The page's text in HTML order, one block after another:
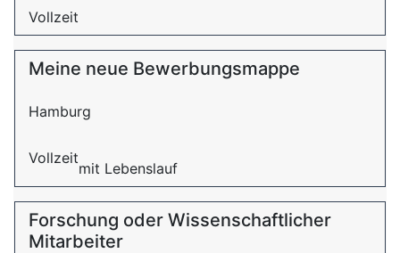
Vollzeit
Meine neue Bewerbungsmappe
Hamburg
Vollzeit
mit Lebenslauf
Forschung oder Wissenschaftlicher
Mitarbeiter